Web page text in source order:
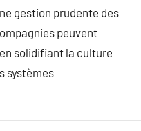
gestion prudente des
peuvent
solidifiant la culture
systèmes